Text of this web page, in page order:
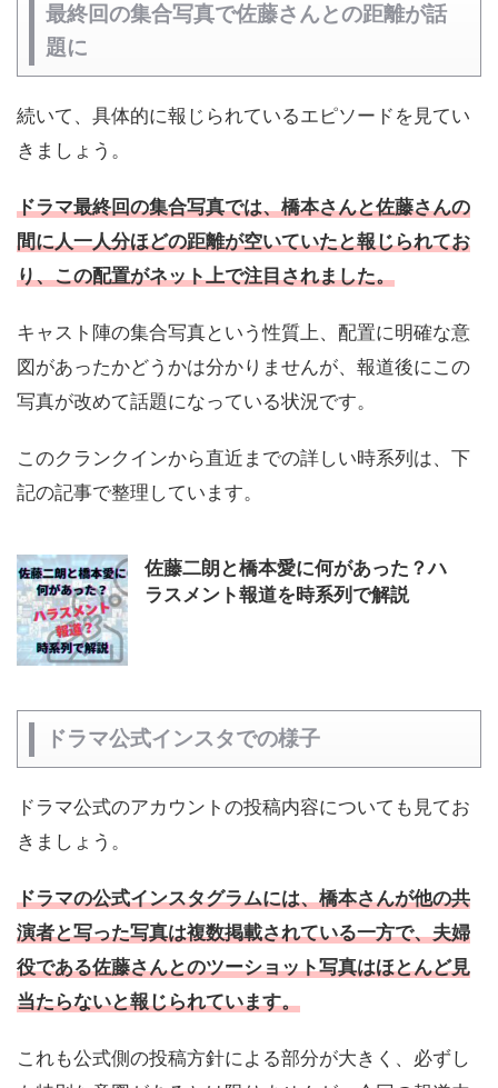
最終回の集合写真で佐藤さんとの距離が話
題に
続いて、具体的に報じられているエピソードを見てい
きましょう。
ドラマ最終回の集合写真では、橋本さんと佐藤さんの
間に人一人分ほどの距離が空いていたと報じられてお
り、この配置がネット上で注目されました。
キャスト陣の集合写真という性質上、配置に明確な意
図があったかどうかは分かりませんが、報道後にこの
写真が改めて話題になっている状況です。
このクランクインから直近までの詳しい時系列は、下
記の記事で整理しています。
佐藤二朗と橋本愛に何があった？ハ
ラスメント報道を時系列で解説
ドラマ公式インスタでの様子
ドラマ公式のアカウントの投稿内容についても見てお
きましょう。
ドラマの公式インスタグラムには、橋本さんが他の共
演者と写った写真は複数掲載されている一方で、夫婦
役である佐藤さんとのツーショット写真はほとんど見
当たらないと報じられています。
これも公式側の投稿方針による部分が大きく、必ずし